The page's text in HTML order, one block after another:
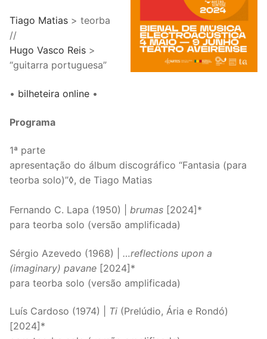
Tiago Matias > teorba
//
Hugo Vasco Reis >
“guitarra portuguesa”
• bilheteira online •
Programa
1ª parte
apresentação do álbum discográfico “Fantasia (para
teorba solo)”◊, de Tiago Matias
Fernando C. Lapa (1950) | brumas [2024]*
para teorba solo (versão amplificada)
Sérgio Azevedo (1968) | …reflections upon a
(imaginary) pavane [2024]*
para teorba solo (versão amplificada)
Luís Cardoso (1974) | Ti (Prelúdio, Ária e Rondó)
[2024]*